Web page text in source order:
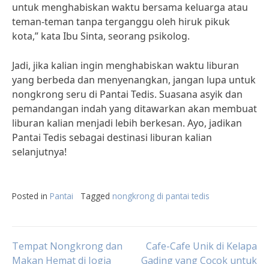
untuk menghabiskan waktu bersama keluarga atau
teman-teman tanpa terganggu oleh hiruk pikuk
kota,” kata Ibu Sinta, seorang psikolog.
Jadi, jika kalian ingin menghabiskan waktu liburan
yang berbeda dan menyenangkan, jangan lupa untuk
nongkrong seru di Pantai Tedis. Suasana asyik dan
pemandangan indah yang ditawarkan akan membuat
liburan kalian menjadi lebih berkesan. Ayo, jadikan
Pantai Tedis sebagai destinasi liburan kalian
selanjutnya!
Posted in Pantai Tagged nongkrong di pantai tedis
Post
Tempat Nongkrong dan
Makan Hemat di Jogja
Cafe-Cafe Unik di Kelapa
Gading yang Cocok untuk